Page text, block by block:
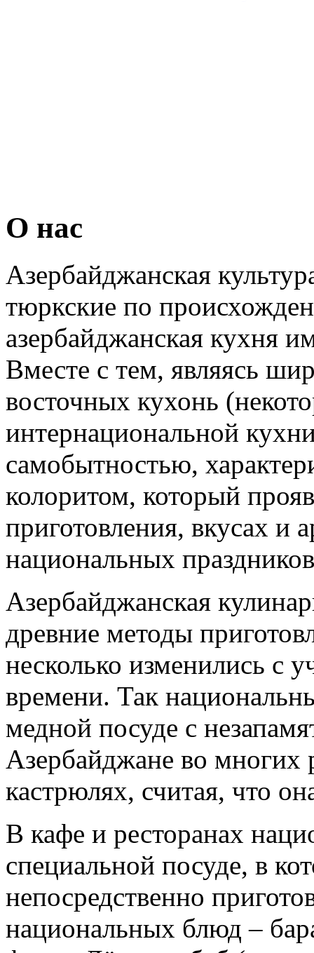
О нас
Азербайджанская
тюркские по
азербайджанская кухня
Вместе с тем, являясь
восточных кухонь
интернациональной
самобытностью,
колоритом, который
приготовления, вкусах и
национальных
Азербайджанская
древние методы
несколько изменились с
времени. Так
медной посуде с
Азербайджане во многих
кастрюлях, считая, что
В кафе и ресторанах
специальной посуде, в
непосредственно
национальных блюд –